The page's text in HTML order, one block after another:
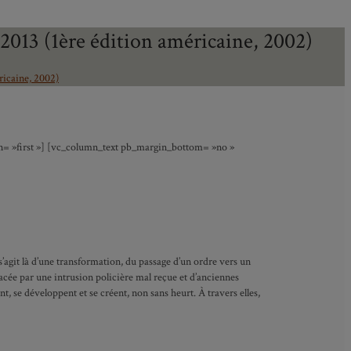
(1ère édition américaine, 2002)
2002)
»first »] [vc_column_text pb_margin_bottom= »no »
là d’une transformation, du passage d’un ordre vers un
par une intrusion policière mal reçue et d’anciennes
se développent et se créent, non sans heurt. À travers elles,